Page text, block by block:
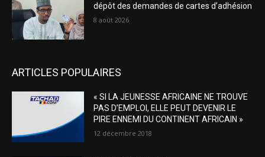
dépôt des demandes de cartes d’adhésion
8 août 2026
ARTICLES POPULAIRES
« SI LA JEUNESSE AFRICAINE NE TROUVE
PAS D’EMPLOI, ELLE PEUT DEVENIR LE
PIRE ENNEMI DU CONTINENT AFRICAIN »
12 décembre 2018